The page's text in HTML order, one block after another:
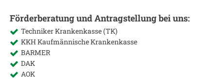
Förderberatung und Antragstellung bei uns:
Techniker Krankenkasse (TK)
KKH Kaufmännische Krankenkasse
BARMER
DAK
AOK